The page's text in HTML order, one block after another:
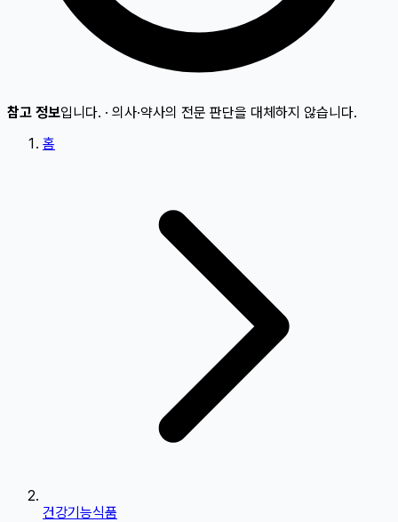
참고 정보입니다. · 의사·약사의 전문 판단을 대체하지 않습니다.
홈
건강기능식품